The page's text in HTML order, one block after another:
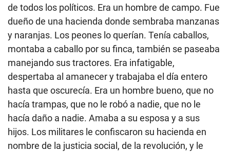
de todos los políticos. Era un hombre de campo. Fue
dueño de una hacienda donde sembraba manzanas
y naranjas. Los peones lo querían. Tenía caballos,
montaba a caballo por su finca, también se paseaba
manejando sus tractores. Era infatigable,
despertaba al amanecer y trabajaba el día entero
hasta que oscurecía. Era un hombre bueno, que no
hacía trampas, que no le robó a nadie, que no le
hacía daño a nadie. Amaba a su esposa y a sus
hijos. Los militares le confiscaron su hacienda en
nombre de la justicia social, de la revolución, y le